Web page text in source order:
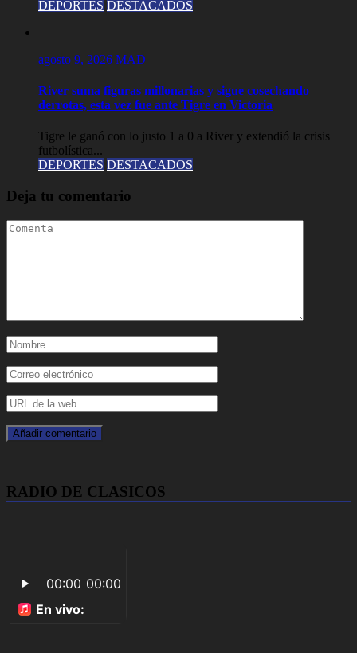
DEPORTES DESTACADOS
agosto 9, 2026 MAD
River suma figuras millonarias y sigue cosechando
derrotas, esta vez fue ante Tigre en Victoria
Tigre le ganó con lo justo 1 a 0 a River y extendió la crisis
futbolística...
DEPORTES DESTACADOS
Deja tu comentario
RADIO DE CLASICOS